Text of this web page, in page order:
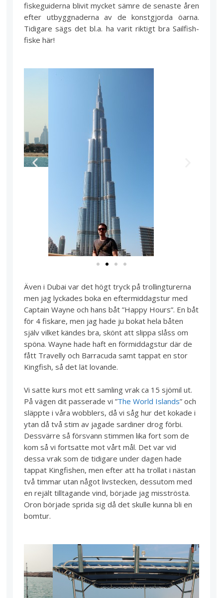
fiskeguiderna blivit mycket sämre de senaste åren
efter utbyggnaderna av de konstgjorda öarna.
Tidigare sägs det bl.a. ha varit riktigt bra Sailfish-
fiske här!
Även i Dubai var det högt tryck på trollingturerna
men jag lyckades boka en eftermiddagstur med
Captain Wayne och hans båt ”Happy Hours”. En båt
för 4 fiskare, men jag hade ju bokat hela båten
själv vilket kändes bra, skönt att slippa slåss om
spöna. Wayne hade haft en förmiddagstur där de
fått Travelly och Barracuda samt tappat en stor
Kingfish, så det lät lovande.
Vi satte kurs mot ett samling vrak ca 15 sjömil ut.
På vägen dit passerade vi ”The World Islands” och
släppte i våra wobblers, då vi såg hur det kokade i
ytan då två stim av jagade sardiner drog förbi.
Dessvärre så försvann stimmen lika fort som de
kom så vi fortsatte mot vårt mål. Det var vid
dessa vrak som de tidigare under dagen hade
tappat Kingfishen, men efter att ha trollat i nästan
två timmar utan något livstecken, dessutom med
en rejält tilltagande vind, började jag misströsta.
Oron började sprida sig då det skulle kunna bli en
bomtur.